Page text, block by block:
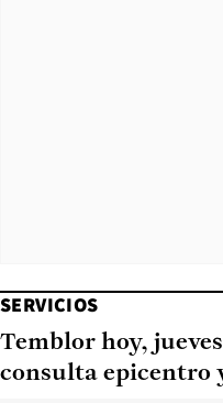
SERVICIOS
Temblor hoy,
consulta epicentro